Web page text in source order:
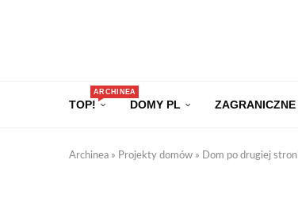
TOP!
ARCHINEA
DOMY PL ZAGRANICZNE
Archinea » Projekty domów » Dom po drugiej